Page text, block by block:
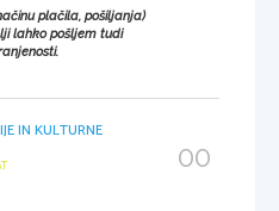
plačila, pošiljanja)
lahko pošljem tudi
IN KULTURNE
00